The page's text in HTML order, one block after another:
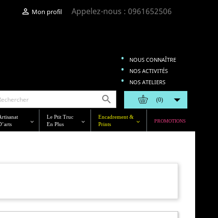
 Mon profil Appelez-nous : 0961652506
NOUS CONNAÎTRE
NOS ACTIVITÉS
NOS ATELIERS
 (0) 
Le Ptit Truc
En Plus
Encadrement &
Prints
PROMOTIONS